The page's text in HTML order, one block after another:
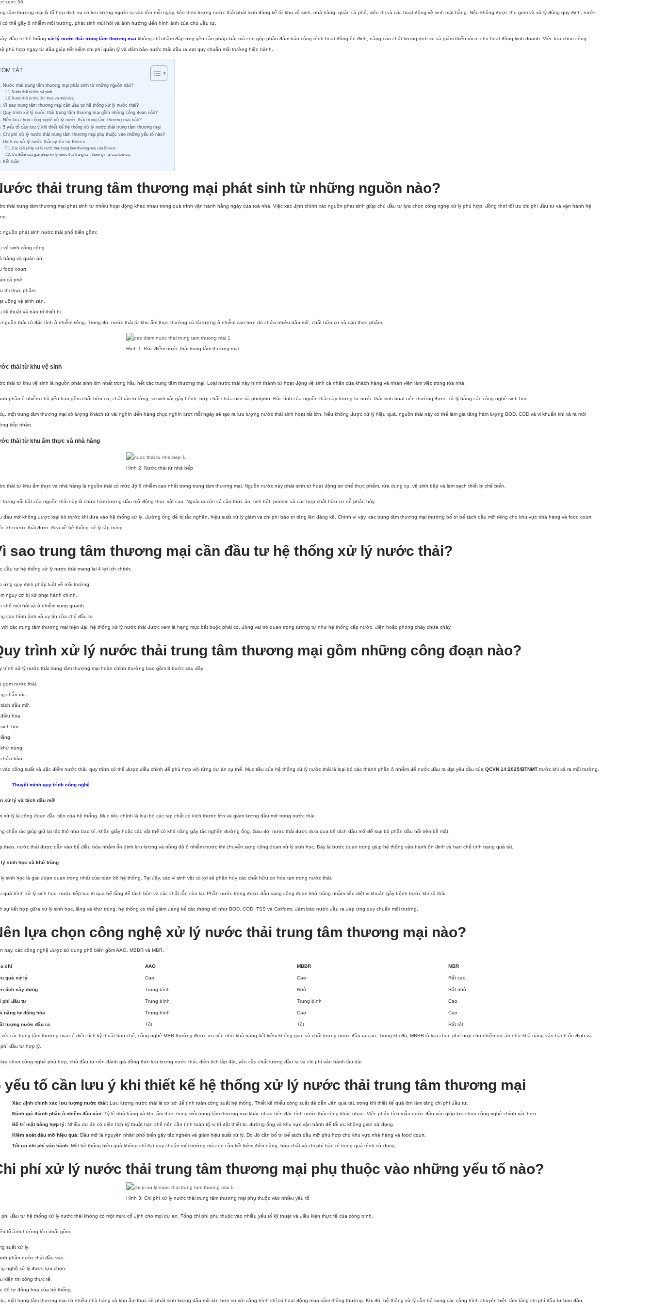
xem: 56
tâm thương mại là tổ hợp dịch vụ có lưu lượng người ra vào lớn mỗi ngày, kéo theo lượng nước thải phát sinh đáng kể từ khu vệ sinh, nhà hàng, quán cà phê, siêu thị và các hoạt động vệ sinh mặt bằng. Nếu không được thu gom và xử lý đúng quy định, nước
có thể gây ô nhiễm môi trường, phát sinh mùi hôi và ảnh hưởng đến hình ảnh của chủ đầu tư.
đầu tư hệ thống xử lý nước thải trung tâm thương mại không chỉ nhằm đáp ứng yêu cầu pháp luật mà còn góp phần đảm bảo công trình hoạt động ổn định, nâng cao chất lượng dịch vụ và giảm thiểu rủi ro cho hoạt động kinh doanh. Việc lựa chọn công
phù hợp ngay từ đầu giúp tiết kiệm chi phí quản lý và đảm bảo nước thải đầu ra đạt quy chuẩn môi trường hiện hành.
TẮT
Nước thải trung tâm thương mại phát sinh từ những nguồn nào?
Nước thải từ khu vệ sinh
Nước thải từ khu ẩm thực và nhà hàng
Vì sao trung tâm thương mại cần đầu tư hệ thống xử lý nước thải?
Quy trình xử lý nước thải trung tâm thương mại gồm những công đoạn nào?
Nên lựa chọn công nghệ xử lý nước thải trung tâm thương mại nào?
5 yếu tố cần lưu ý khi thiết kế hệ thống xử lý nước thải trung tâm thương mại
Chi phí xử lý nước thải trung tâm thương mại phụ thuộc vào những yếu tố nào?
Dịch vụ xử lý nước thải uy tín tại Envico
Các giải pháp xử lý nước thải trung tâm thương mại của Envico:
Ưu điểm của giải pháp xử lý nước thải trung tâm thương mại của Envico:
Kết luận
thải trung tâm thương mại phát sinh từ những nguồn nào?
thải trung tâm thương mại phát sinh từ nhiều hoạt động khác nhau trong quá trình vận hành hằng ngày của toà nhà. Việc xác định chính xác nguồn phát sinh giúp chủ đầu tư lựa chọn công nghệ xử lý phù hợp, đồng thời tối ưu chi phí đầu tư và vận hành hệ
nguồn phát sinh nước thải phổ biến gồm:
vệ sinh công cộng.
hàng và quán ăn.
food court.
cà phê.
thị thực phẩm.
động vệ sinh sàn.
kỹ thuật và bảo trì thiết bị.
nguồn thải có đặc tính ô nhiễm riêng. Trong đó, nước thải từ khu ẩm thực thường có tải lượng ô nhiễm cao hơn do chứa nhiều dầu mỡ, chất hữu cơ và cặn thực phẩm.
Hình 1: Đặc điểm nước thải trung tâm thương mại
thải từ khu vệ sinh
thải từ khu vệ sinh là nguồn phát sinh lớn nhất trong hầu hết các trung tâm thương mại. Loại nước thải này hình thành từ hoạt động vệ sinh cá nhân của khách hàng và nhân viên làm việc trong tòa nhà.
phần ô nhiễm chủ yếu bao gồm chất hữu cơ, chất rắn lơ lửng, vi sinh vật gây bệnh, hợp chất chứa nitơ và photpho. Đặc tính của nguồn thải này tương tự nước thải sinh hoạt nên thường được xử lý bằng các công nghệ sinh học.
một trung tâm thương mại có lượng khách từ vài nghìn đến hàng chục nghìn lượt mỗi ngày sẽ tạo ra lưu lượng nước thải sinh hoạt rất lớn. Nếu không được xử lý hiệu quả, nguồn thải này có thể làm gia tăng hàm lượng BOD, COD và vi khuẩn khi xả ra môi
tiếp nhận.
thải từ khu ẩm thực và nhà hàng
Hình 2: Nước thải từ nhà bếp
thải từ khu ẩm thực và nhà hàng là nguồn thải có mức độ ô nhiễm cao nhất trong trung tâm thương mại. Nguồn nước này phát sinh từ hoạt động sơ chế thực phẩm, rửa dụng cụ, vệ sinh bếp và làm sạch thiết bị chế biến.
trưng nổi bật của nguồn thải này là chứa hàm lượng dầu mỡ động thực vật cao. Ngoài ra còn có cặn thức ăn, tinh bột, protein và các hợp chất hữu cơ dễ phân hủy.
dầu mỡ không được loại bỏ trước khi đưa vào hệ thống xử lý, đường ống dễ bị tắc nghẽn, hiệu suất xử lý giảm và chi phí bảo trì tăng lên đáng kể. Chính vì vậy, các trung tâm thương mại thường bố trí bể tách dầu mỡ riêng cho khu vực nhà hàng và food court
khi nước thải được đưa về hệ thống xử lý tập trung.
sao trung tâm thương mại cần đầu tư hệ thống xử lý nước thải?
đầu tư hệ thống xử lý nước thải mang lại 4 lợi ích chính:
ứng quy định pháp luật về môi trường.
nguy cơ bị xử phạt hành chính.
chế mùi hôi và ô nhiễm xung quanh.
cao hình ảnh và uy tín của chủ đầu tư.
với các trung tâm thương mại hiện đại, hệ thống xử lý nước thải được xem là hạng mục bắt buộc phải có, đóng vai trò quan trọng tương tự như hệ thống cấp nước, điện hoặc phòng cháy chữa cháy.
trình xử lý nước thải trung tâm thương mại gồm những công đoạn nào?
trình xử lý nước thải trung tâm thương mại hoàn chỉnh thường bao gồm 8 bước sau đây:
gom nước thải.
chắn rác.
dầu mỡ.
hòa.
học.
trùng.
bùn.
vào công suất và đặc điểm nước thải, quy trình có thể được điều chỉnh để phù hợp với từng dự án cụ thể. Mục tiêu của hệ thống xử lý nước thải là loại bỏ các thành phần ô nhiễm để nước đầu ra đạt yêu cầu của QCVN 14:2025/BTNMT trước khi xả ra môi trường.
Thuyết minh quy trình công nghệ
xử lý và tách dầu mỡ
xử lý là công đoạn đầu tiên của hệ thống. Mục tiêu chính là loại bỏ các tạp chất có kích thước lớn và giảm lượng dầu mỡ trong nước thải.
chắn rác giúp giữ lại rác thô như bao bì, khăn giấy hoặc các vật thể có khả năng gây tắc nghẽn đường ống. Sau đó, nước thải được đưa qua bể tách dầu mỡ để loại bỏ phần dầu nổi trên bề mặt.
theo, nước thải được dẫn vào bể điều hòa nhằm ổn định lưu lượng và nồng độ ô nhiễm trước khi chuyển sang công đoạn xử lý sinh học. Đây là bước quan trọng giúp hệ thống vận hành ổn định và hạn chế tình trạng quá tải.
lý sinh học và khử trùng
sinh học là giai đoạn quan trọng nhất của toàn bộ hệ thống. Tại đây, các vi sinh vật có lợi sẽ phân hủy các chất hữu cơ hòa tan trong nước thải.
quá trình xử lý sinh học, nước tiếp tục đi qua bể lắng để tách bùn và các chất rắn còn lại. Phần nước trong được dẫn sang công đoạn khử trùng nhằm tiêu diệt vi khuẩn gây bệnh trước khi xả thải.
sự kết hợp giữa xử lý sinh học, lắng và khử trùng, hệ thống có thể giảm đáng kể các thông số như BOD, COD, TSS và Coliform, đảm bảo nước đầu ra đáp ứng quy chuẩn môi trường.
lựa chọn công nghệ xử lý nước thải trung tâm thương mại nào?
nay, các công nghệ được sử dụng phổ biến gồm AAO, MBBR và MBR.
chí AAO MBBR MBR
quả xử lý Cao Cao Rất cao
tích xây dựng Trung bình Nhỏ Rất nhỏ
phí đầu tư Trung bình Trung bình Cao
năng tự động hóa Trung bình Cao Cao
lượng nước đầu ra Tốt Tốt Rất tốt
với các trung tâm thương mại có diện tích kỹ thuật hạn chế, công nghệ MBR thường được ưu tiên nhờ khả năng tiết kiệm không gian và chất lượng nước đầu ra cao. Trong khi đó, MBBR là lựa chọn phù hợp cho nhiều dự án nhờ khả năng vận hành ổn định và
phí đầu tư hợp lý.
chọn công nghệ phù hợp, chủ đầu tư nên đánh giá đồng thời lưu lượng nước thải, diện tích lắp đặt, yêu cầu chất lượng đầu ra và chi phí vận hành lâu dài.
yếu tố cần lưu ý khi thiết kế hệ thống xử lý nước thải trung tâm thương mại
Xác định chính xác lưu lượng nước thải: Lưu lượng nước thải là cơ sở để tính toán công suất hệ thống. Thiết kế thiếu công suất dễ dẫn đến quá tải, trong khi thiết kế quá lớn làm tăng chi phí đầu tư.
Đánh giá thành phần ô nhiễm đầu vào: Tỷ lệ nhà hàng và khu ẩm thực trong mỗi trung tâm thương mại khác nhau nên đặc tính nước thải cũng khác nhau. Việc phân tích mẫu nước đầu vào giúp lựa chọn công nghệ chính xác hơn.
Bố trí mặt bằng hợp lý: Nhiều dự án có diện tích kỹ thuật hạn chế nên cần tính toán kỹ vị trí đặt thiết bị, đường ống và khu vực vận hành để tối ưu không gian sử dụng.
Kiểm soát dầu mỡ hiệu quả: Dầu mỡ là nguyên nhân phổ biến gây tắc nghẽn và giảm hiệu suất xử lý. Do đó cần bố trí bể tách dầu mỡ phù hợp cho khu vực nhà hàng và food court.
Tối ưu chi phí vận hành: Một hệ thống hiệu quả không chỉ đạt quy chuẩn môi trường mà còn cần tiết kiệm điện năng, hóa chất và chi phí bảo trì trong quá trình sử dụng.
phí xử lý nước thải trung tâm thương mại phụ thuộc vào những yếu tố nào?
Hình 3: Chi phí xử lý nước thải trung tâm thương mại phụ thuộc vào nhiều yếu tố
phí đầu tư hệ thống xử lý nước thải không có một mức cố định cho mọi dự án. Tổng chi phí phụ thuộc vào nhiều yếu tố kỹ thuật và điều kiện thực tế của công trình.
tố ảnh hưởng lớn nhất gồm:
suất xử lý.
phần nước thải đầu vào.
nghệ xử lý được lựa chọn.
kiện thi công thực tế.
độ tự động hóa của hệ thống.
một trung tâm thương mại có nhiều nhà hàng và khu ẩm thực sẽ phát sinh lượng dầu mỡ lớn hơn so với công trình chỉ có hoạt động mua sắm thông thường. Khi đó, hệ thống xử lý cần bổ sung các công trình chuyên biệt, làm tăng chi phí đầu tư ban đầu.